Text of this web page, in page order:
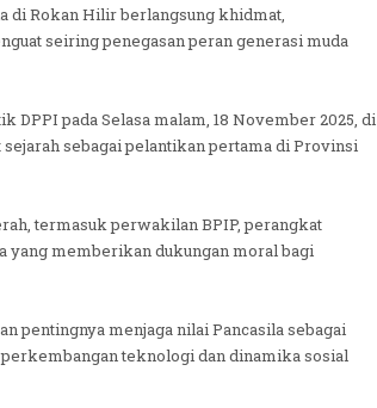
di Rokan Hilir berlangsung khidmat,
seiring penegasan peran generasi muda
pada Selasa malam, 18 November 2025, di
sebagai pelantikan pertama di Provinsi
termasuk perwakilan BPIP, perangkat
yang memberikan dukungan moral bagi
pentingnya menjaga nilai Pancasila sebagai
teknologi dan dinamika sosial